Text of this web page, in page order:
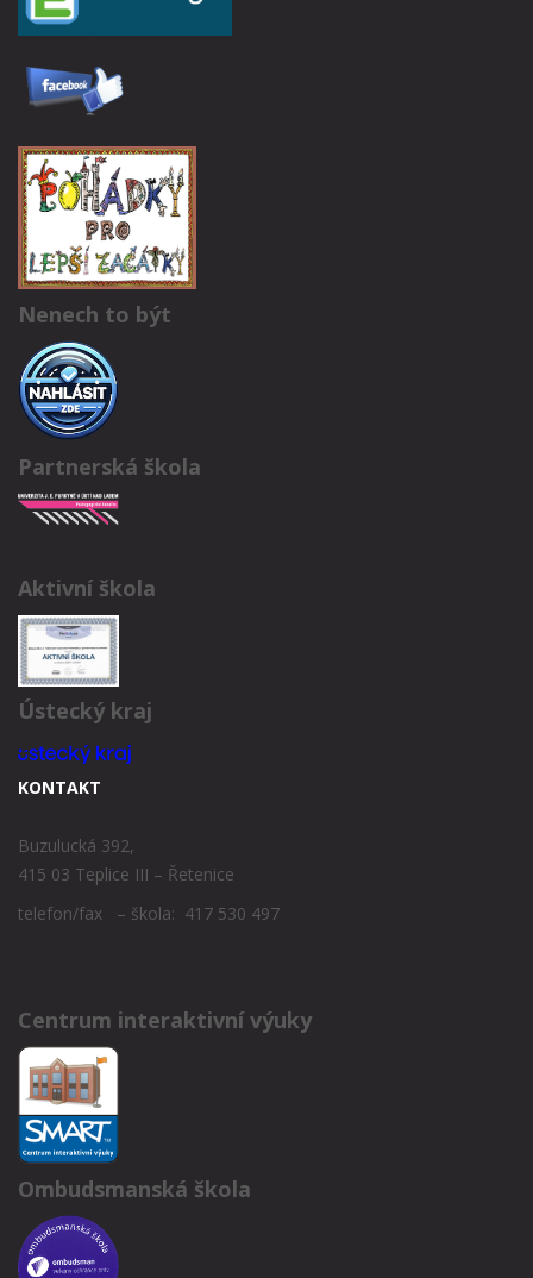
Nenech to být
Partnerská škola
Aktivní škola
Ústecký kraj
KONTAKT
Buzulucká 392,
415 03 Teplice III – Řetenice
telefon/fax – škola: 417 530 497
Centrum interaktivní výuky
Ombudsmanská škola